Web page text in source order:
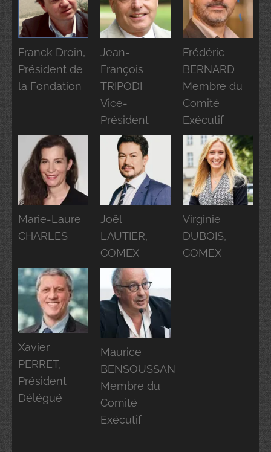
Franck Droin,
Président de
la Fondation
Jean-
François
TRIPODI
Vice-
Président
Frédéric
BERNARD
Membre du
Comité
Exécutif
Marie-Laure
CHARLES
Joël
LAUTIER,
COMEX
Virginie
DUBOIS,
COMEX
Xavier
PERRET,
Président
Délégué
Maurice
BENSOUSSAN
Membre du
Comité
Exécutif